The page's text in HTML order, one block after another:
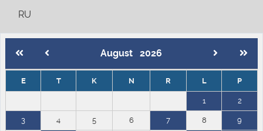
Vali keel
RU
August 2026
E T K N R L P
1 2
3 4 5 6 7 8 9